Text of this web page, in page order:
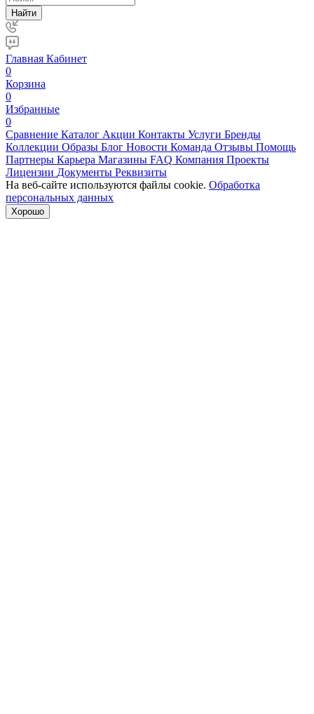
Найти
Главная Кабинет
0
Корзина
0
Избранные
0
Сравнение Каталог Акции Контакты Услуги Бренды
Коллекции Образы Блог Новости Команда Отзывы Помощь
Партнеры Карьера Магазины FAQ Компания Проекты
Лицензии Документы Реквизиты
На веб-сайте используются файлы cookie. Обработка
персональных данных
Хорошо